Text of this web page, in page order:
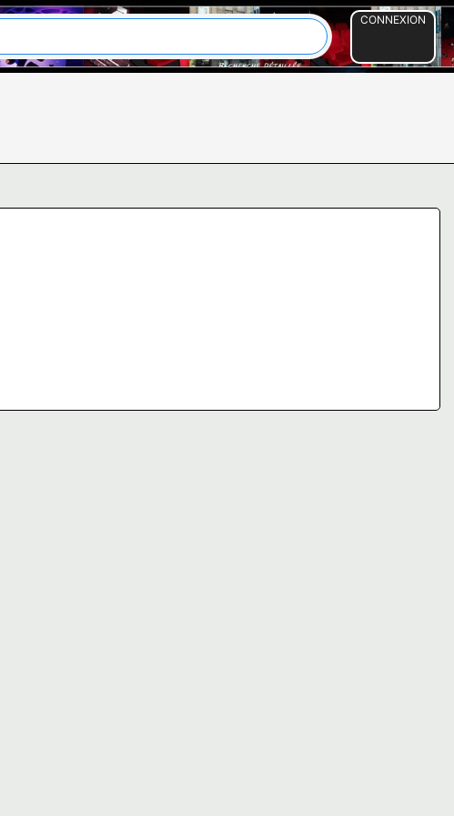
CONNEXION